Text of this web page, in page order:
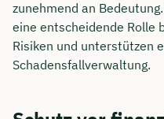
zunehmend an
eine entscheidende Rolle
Risiken und unterstützen
Schadensfallverwaltung.
Jetzt
Ubben sichern